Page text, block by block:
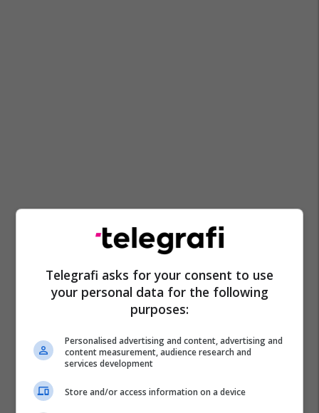
Telegrafi asks for your consent to use
your personal data for the following
purposes:
Personalised advertising and content, advertising and
content measurement, audience research and
services development
Store and/or access information on a device